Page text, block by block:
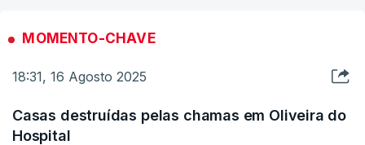
MOMENTO-CHAVE
18:31, 16 Agosto 2025
Casas destruídas pelas chamas em Oliveira do
Hospital